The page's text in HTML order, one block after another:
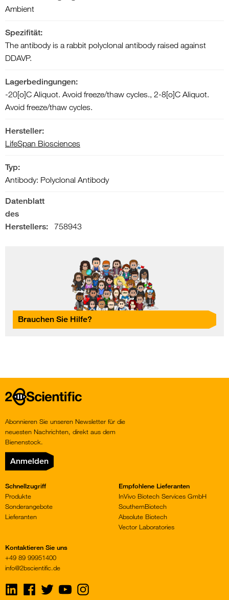
Ambient
Spezifität:
The antibody is a rabbit polyclonal antibody raised against
DDAVP.
Lagerbedingungen:
-20[o]C Aliquot. Avoid freeze/thaw cycles., 2-8[o]C Aliquot.
Avoid freeze/thaw cycles.
Hersteller:
LifeSpan Biosciences
Typ:
Antibody: Polyclonal Antibody
Datenblatt
des
Herstellers:
758943
Brauchen Sie Hilfe?
Home
Abonnieren Sie unseren Newsletter für die
neuesten Nachrichten, direkt aus dem
Bienenstock.
Anmelden
Schnellzugriff
Produkte
Sonderangebote
Lieferanten
Empfohlene Lieferanten
InVivo Biotech Services GmbH
SouthernBiotech
Absolute Biotech
Vector Laboratories
Kontaktieren Sie uns
+49 89 99951400
info@2bscientific.de
Visit
us
on
Visit
on
Visit
us
on
Visit
us
on
Visit
us
on